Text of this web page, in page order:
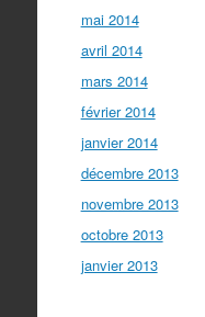
mai 2014
avril 2014
mars 2014
février 2014
janvier 2014
décembre 2013
novembre 2013
octobre 2013
janvier 2013